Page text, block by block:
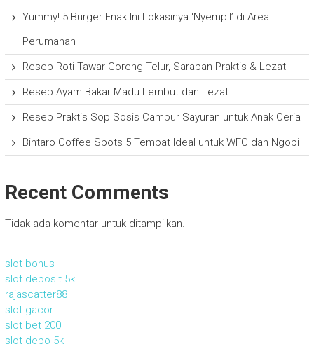
Yummy! 5 Burger Enak Ini Lokasinya ‘Nyempil’ di Area
Perumahan
Resep Roti Tawar Goreng Telur, Sarapan Praktis & Lezat
Resep Ayam Bakar Madu Lembut dan Lezat
Resep Praktis Sop Sosis Campur Sayuran untuk Anak Ceria
Bintaro Coffee Spots 5 Tempat Ideal untuk WFC dan Ngopi
Recent Comments
Tidak ada komentar untuk ditampilkan.
slot bonus
slot deposit 5k
rajascatter88
slot gacor
slot bet 200
slot depo 5k